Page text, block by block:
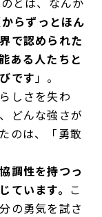
らずっとほん
で認められた
ある人たちと
です 」。
しさを失わ
どんな強さが
のは、「勇敢
調性を持つっ
ています。 こ
の勇気を試さ